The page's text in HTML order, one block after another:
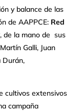
y balance de las
de AAPPCE: Red
, de la mano de sus
Galli, Juan
Durán,
cultivos extensivos
campaña